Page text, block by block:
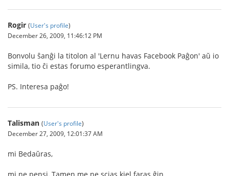
Rogir (User's profile)
December 26, 2009, 11:46:12 PM
Bonvolu ŝanĝi la titolon al 'Lernu havas Facebook Paĝon' aŭ io
simila, tio ĉi estas forumo esperantlingva.
PS. Interesa paĝo!
Talisman (User's profile)
December 27, 2009, 12:01:37 AM
mi Bedaŭras,